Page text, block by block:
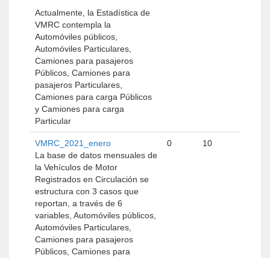
Actualmente, la Estadística de
VMRC contempla la
Automóviles públicos,
Automóviles Particulares,
Camiones para pasajeros
Públicos, Camiones para
pasajeros Particulares,
Camiones para carga Públicos
y Camiones para carga
Particular
VMRC_2021_enero
La base de datos mensuales de
la Vehículos de Motor
Registrados en Circulación se
estructura con 3 casos que
reportan, a través de 6
variables, Automóviles públicos,
Automóviles Particulares,
Camiones para pasajeros
Públicos, Camiones para
0 10